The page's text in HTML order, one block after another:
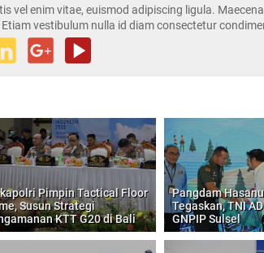
vel enim vitae, euismod adipiscing ligula.
vestibulum nulla id diam consectetur
Pimpin Tactical Floor
Susun Strategi
KTT G20 di Bali
Pangdam
Tegaskan, TNI
GNPIP Sulsel